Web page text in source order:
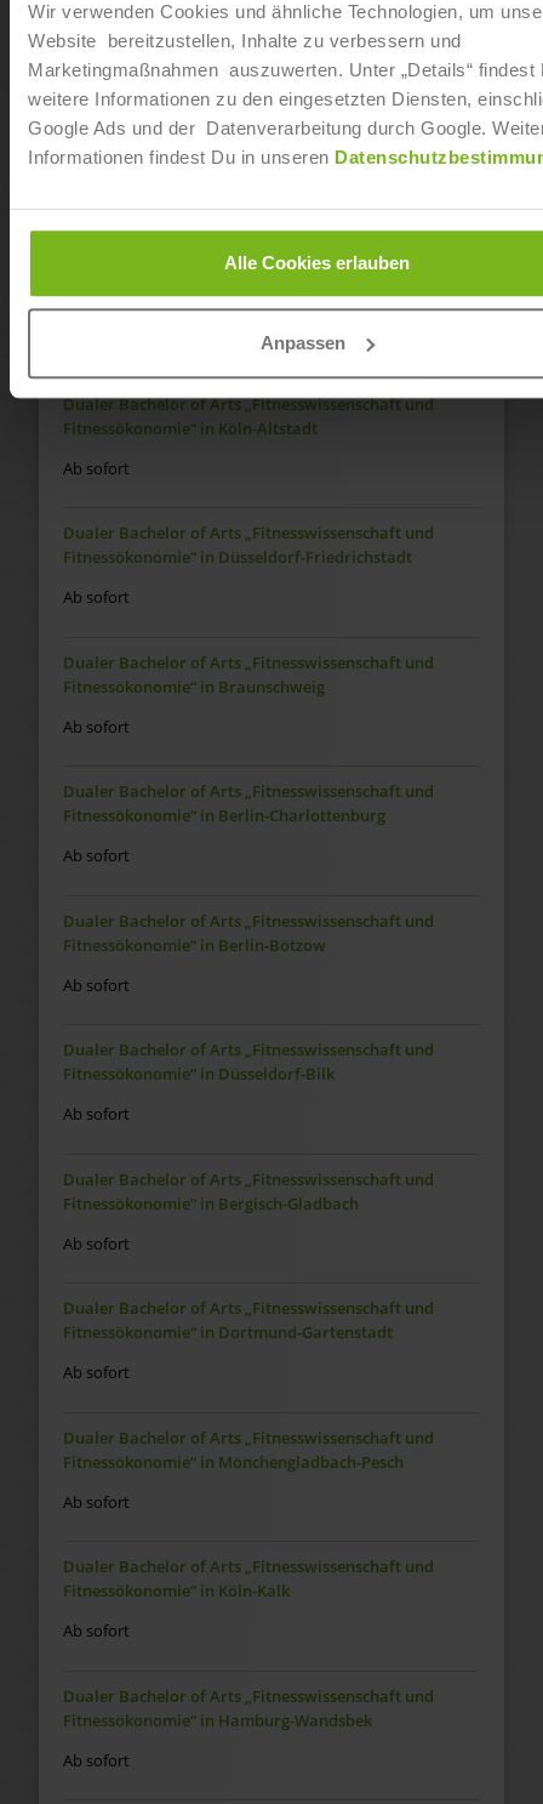
Wir verwenden Cookies und ähnliche Technologien, um
Website bereitzustellen, Inhalte zu verbessern und
Marketingmaßnahmen auszuwerten. Unter „Details“ findest
weitere Informationen zu den eingesetzten Diensten,
Google Ads und der Datenverarbeitung durch Google.
Informationen findest Du in unseren
Alle Cookies erlauben
Anpassen
Dualer Bachelor of Arts „Fitnesswissenschaft und
Fitnessökonomie“ in Koblenz
Ab sofort
Dualer Bachelor of Arts „Fitnesswissenschaft und
Fitnessökonomie“ in Regensburg
Ab sofort
Dualer Bachelor of Arts „Fitnesswissenschaft und
Fitnessökonomie“ in Berlin-Spandau
Dualer Bachelor of Arts „Fitnesswissenschaft und
Fitnessökonomie“ in Köln-Altstadt
Ab sofort
Dualer Bachelor of Arts „Fitnesswissenschaft und
Fitnessökonomie“ in Düsseldorf-Friedrichstadt
Ab sofort
Dualer Bachelor of Arts „Fitnesswissenschaft und
Fitnessökonomie“ in Braunschweig
Ab sofort
Dualer Bachelor of Arts „Fitnesswissenschaft und
Fitnessökonomie“ in Berlin-Charlottenburg
Ab sofort
Dualer Bachelor of Arts „Fitnesswissenschaft und
Fitnessökonomie“ in Berlin-Bötzow
Ab sofort
Dualer Bachelor of Arts „Fitnesswissenschaft und
Fitnessökonomie“ in Düsseldorf-Bilk
Ab sofort
Dualer Bachelor of Arts „Fitnesswissenschaft und
Fitnessökonomie“ in Bergisch-Gladbach
Ab sofort
Dualer Bachelor of Arts „Fitnesswissenschaft und
Fitnessökonomie“ in Dortmund-Gartenstadt
Ab sofort
Dualer Bachelor of Arts „Fitnesswissenschaft und
Fitnessökonomie“ in Mönchengladbach-Pesch
Ab sofort
Dualer Bachelor of Arts „Fitnesswissenschaft und
Fitnessökonomie“ in Köln-Kalk
Ab sofort
Dualer Bachelor of Arts „Fitnesswissenschaft und
Fitnessökonomie“ in Hamburg-Wandsbek
Ab sofort